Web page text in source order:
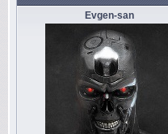
Evgen-san